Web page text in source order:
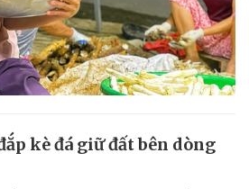
kè đá giữ đất bên dòng